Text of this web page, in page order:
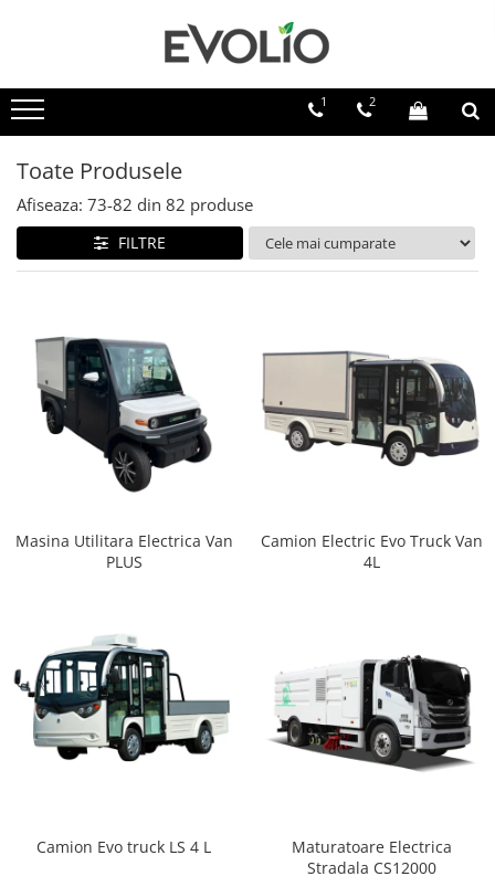
1 2
Toate Produsele
Afiseaza: 73-82 din 82 produse
FILTRE
Masina Utilitara Electrica Van
PLUS
Camion Electric Evo Truck Van
4L
Camion Evo truck LS 4 L
Maturatoare Electrica
Stradala CS12000